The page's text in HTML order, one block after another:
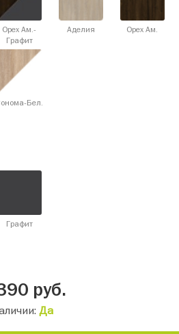
Орех Ам.-
Графит
Аделия Орех Ам.
Бел.
Графит
руб.
Да